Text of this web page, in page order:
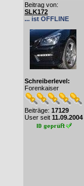
Beitrag von:
SLK172
... ist OFFLINE
Schreiberlevel:
Forenkaiser
Beiträge: 17129
User seit 11.09.2004